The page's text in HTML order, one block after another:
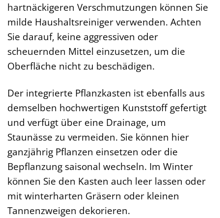
hartnäckigeren Verschmutzungen können Sie
milde Haushaltsreiniger verwenden. Achten
Sie darauf, keine aggressiven oder
scheuernden Mittel einzusetzen, um die
Oberfläche nicht zu beschädigen.
Der integrierte Pflanzkasten ist ebenfalls aus
demselben hochwertigen Kunststoff gefertigt
und verfügt über eine Drainage, um
Staunässe zu vermeiden. Sie können hier
ganzjährig Pflanzen einsetzen oder die
Bepflanzung saisonal wechseln. Im Winter
können Sie den Kasten auch leer lassen oder
mit winterharten Gräsern oder kleinen
Tannenzweigen dekorieren.